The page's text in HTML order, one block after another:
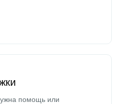
помощь или